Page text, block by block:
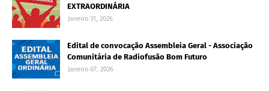
EXTRAORDINÁRIA
Janeiro 31, 2026
Edital de convocação Assembleia Geral - Associação
Comunitária de Radiofusão Bom Futuro
Janeiro 07, 2026